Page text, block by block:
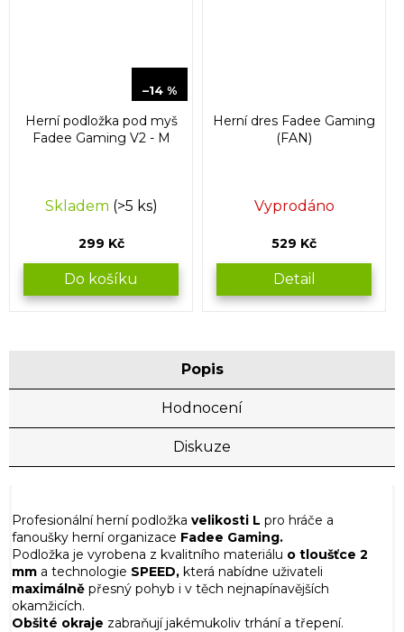
–14 %
Herní podložka pod myš
Fadee Gaming V2 - M
Skladem (>5 ks)
299 Kč
Do košíku
Herní dres Fadee Gaming
(FAN)
Vyprodáno
529 Kč
Detail
Popis
Hodnocení
Diskuze
Profesionální herní podložka velikosti L pro hráče a
fanoušky herní organizace Fadee Gaming.
Podložka je vyrobena z kvalitního materiálu o tloušťce 2
mm a technologie SPEED, která nabídne uživateli
maximálně přesný pohyb i v těch nejnapínavějších
okamžicích.
Obšité okraje zabraňují jakémukoliv trhání a třepení.